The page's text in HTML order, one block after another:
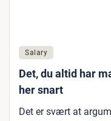
Salary
Det, du altid har
her snart
Det er svært at